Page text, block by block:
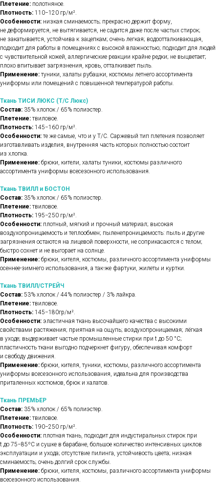
Плетение: полотняное.
Плотность: 110−120 гр/м².
Особенности: низкая сминаемость; прекрасно держит форму,
не деформируется, не вытягивается, не садится даже после частых стирок;
не закатывается, устойчива к зацепкам; очень легкая; водоотталкивающая,
подходит для работы в помещениях с высокой влажностью; подходит для людей
с чувствительной кожей, аллергические реакции крайне редки; не выцветает;
плохо впитывает загрязнения, кровь, отталкивает пыль.
Применение: туники, халаты рубашки, костюмы летнего ассортимента
униформы или помещений с повышенной температурой работы.
Ткань ТИСИ ЛЮКС (Т/С Люкс)
Состав: 35% хлопок / 65% полиэстер.
Плетение: твиловое.
Плотность: 145−160 гр/м².
Особенности: те же самые, что и у Т/С. Саржевый тип плетения позволяет
изготавливать изделия, внутренняя часть которых полностью состоит
из хлопка.
Применение: брюки, кители, халаты туники, костюмы различного
ассортимента униформы всесезонного использования.
Ткань ТВИЛЛ и БОСТОН
Состав: 35% хлопок / 65% полиэстер.
Плетение: твиловое.
Плотность: 195−250 гр/м².
Особенности: плотный, мягкий и прочный материал; высокая
воздухопроницаемость и теплообмен; пыленепроницаемость: пыль и другие
загрязнения остаются на лицевой поверхности, не соприкасаются с телом;
быстро сохнет и не выгорает на солнце.
Применение: брюки, кителя, костюмы, различного ассортимента униформы
осеннее-зимнего использования, а так-же фартуки, жилеты и куртки.
Ткань ТВИЛЛ/СТРЕЙЧ
Состав: 53% хлопок / 44% полиэстер / 3% лайкра.
Плетение: твиловое.
Плотность: 145−180гр/м².
Особенности: эластичная ткань высочайшего качества с высокими
свойствами растяжения; приятная на ощупь; воздухопроницаемая; лёгкая
в уходе; выдерживает частые промышленные стирки при t до 50 °C;
пластичность ткани выгодно подчеркнет фигуру, обеспечивая комфорт
и свободу движения.
Применение: брюки, кителя, туники, костюмы, различного ассортимента
униформы всесезонного использования, идеальна для производства
приталенных костюмов, брюк и халатов.
Ткань ПРЕМЬЕР
Состав: 35% хлопок / 65% полиэстер.
Плетение: твиловое.
Плотность: 190−250 гр/м².
Особенности: плотная ткань, подходит для индустиральных стирок при
t до 75−85ºС и сушке в барабане, большое количество интенсивных циклов
эксплуатации и ухода; отсутствие пилинга, устойчивость цвета; низкая
сминаемость; очень долгий срок службы.
Применение: брюки, кителя, костюмы, различного ассортимента униформы
всесезонного использования.